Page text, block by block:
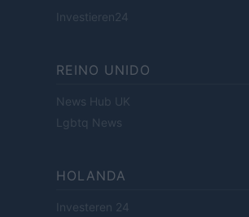
Investieren24
REINO UNIDO
News Hub UK
Lgbtq News
HOLANDA
Investeren 24